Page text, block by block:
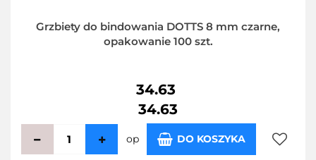
Grzbiety do bindowania DOTTS 8 mm czarne,
opakowanie 100 szt.
34.63
34.63
op DO KOSZYKA